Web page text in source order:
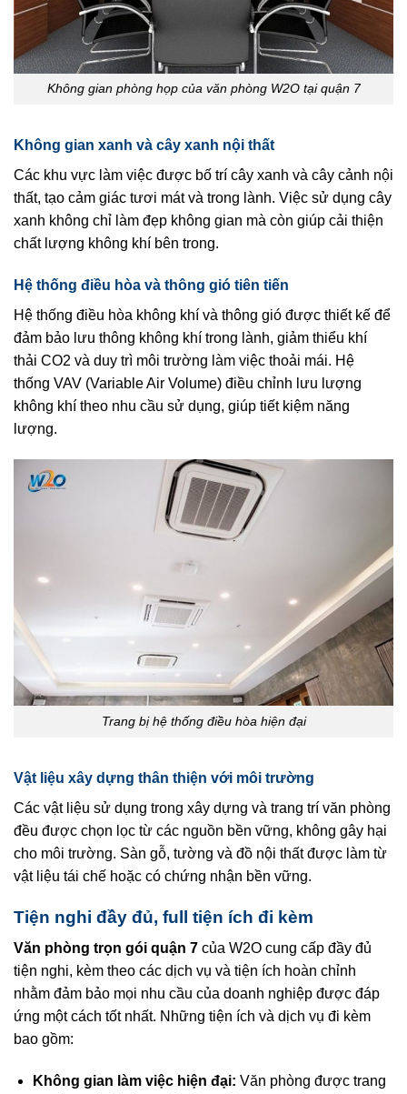
Không gian phòng họp của văn phòng W2O tại quận 7
Không gian xanh và cây xanh nội thất
Các khu vực làm việc được bố trí cây xanh và cây cảnh nội
thất, tạo cảm giác tươi mát và trong lành. Việc sử dụng cây
xanh không chỉ làm đẹp không gian mà còn giúp cải thiện
chất lượng không khí bên trong.
Hệ thống điều hòa và thông gió tiên tiến
Hệ thống điều hòa không khí và thông gió được thiết kế để
đảm bảo lưu thông không khí trong lành, giảm thiểu khí
thải CO2 và duy trì môi trường làm việc thoải mái. Hệ
thống VAV (Variable Air Volume) điều chỉnh lưu lượng
không khí theo nhu cầu sử dụng, giúp tiết kiệm năng
lượng.
Trang bị hệ thống điều hòa hiện đại
Vật liệu xây dựng thân thiện với môi trường
Các vật liệu sử dụng trong xây dựng và trang trí văn phòng
đều được chọn lọc từ các nguồn bền vững, không gây hại
cho môi trường. Sàn gỗ, tường và đồ nội thất được làm từ
vật liệu tái chế hoặc có chứng nhận bền vững.
Tiện nghi đầy đủ, full tiện ích đi kèm
Văn phòng trọn gói quận 7 của W2O cung cấp đầy đủ
tiện nghi, kèm theo các dịch vụ và tiện ích hoàn chỉnh
nhằm đảm bảo mọi nhu cầu của doanh nghiệp được đáp
ứng một cách tốt nhất. Những tiện ích và dịch vụ đi kèm
bao gồm:
Không gian làm việc hiện đại: Văn phòng được trang